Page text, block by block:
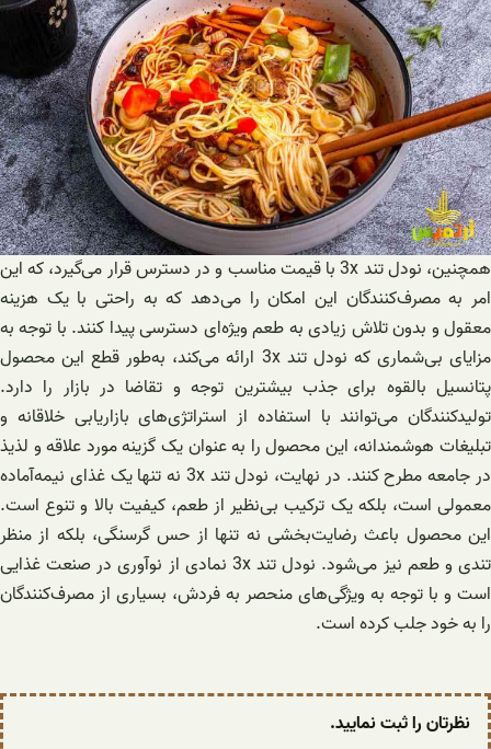
همچنین، نودل تند 3x با قیمت مناسب و در دسترس قرار می‌گیرد، که این
امر به مصرف‌کنندگان این امکان را می‌دهد که به راحتی با یک هزینه
معقول و بدون تلاش زیادی به طعم ویژه‌ای دسترسی پیدا کنند. با توجه به
مزایای بی‌شماری که نودل تند 3x ارائه می‌کند، به‌طور قطع این محصول
پتانسیل بالقوه برای جذب بیشترین توجه و تقاضا در بازار را دارد.
تولیدکنندگان می‌توانند با استفاده از استراتژی‌های بازاریابی خلاقانه و
تبلیغات هوشمندانه، این محصول را به عنوان یک گزینه مورد علاقه و لذیذ
در جامعه مطرح کنند. در نهایت، نودل تند 3x نه تنها یک غذای نیمه‌آماده
معمولی است، بلکه یک ترکیب بی‌نظیر از طعم، کیفیت بالا و تنوع است.
این محصول باعث رضایت‌بخشی نه تنها از حس گرسنگی، بلکه از منظر
تندی و طعم نیز می‌شود. نودل تند 3x نمادی از نوآوری در صنعت غذایی
است و با توجه به ویژگی‌های منحصر به فردش، بسیاری از مصرف‌کنندگان
را به خود جلب کرده است.
نظرتان را ثبت نمایید.